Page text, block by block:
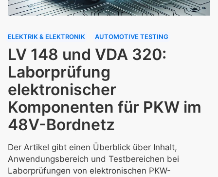
ELEKTRIK & ELEKTRONIK AUTOMOTIVE TESTING
LV 148 und VDA 320:
Laborprüfung
elektronischer
Komponenten für PKW im
48V-Bordnetz
Der Artikel gibt einen Überblick über Inhalt,
Anwendungsbereich und Testbereichen bei
Laborprüfungen von elektronischen PKW-